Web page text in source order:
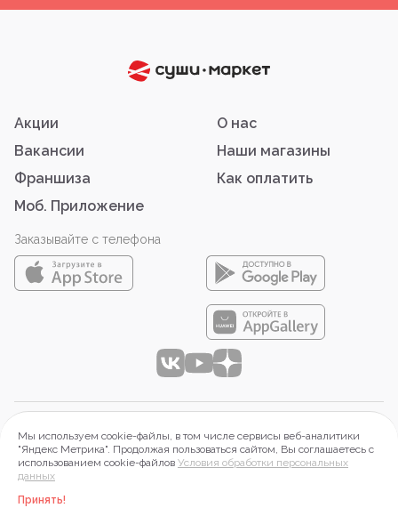
Акции
О нас
Вакансии
Наши магазины
Франшиза
Как оплатить
Моб. Приложение
Заказывайте с телефона
644099 г. Омск, Набережная Тухачевского, д.16, оф.2П.
ИНН 5503197313, ОГРН 1215500015268
Правовая информация
Мы используем cookie-файлы, в том числе сервисы веб-аналитики
"Яндекс Метрика". Продолжая пользоваться сайтом, Вы соглашаетесь с
использованием cookie-файлов Условия обработки персональных
данных
Принять!